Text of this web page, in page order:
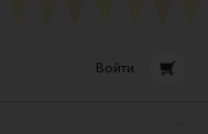
Войти